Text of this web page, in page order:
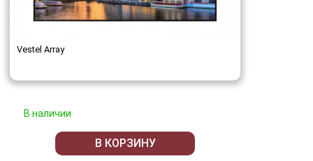
Vestel Array
В наличии
В КОРЗИНУ